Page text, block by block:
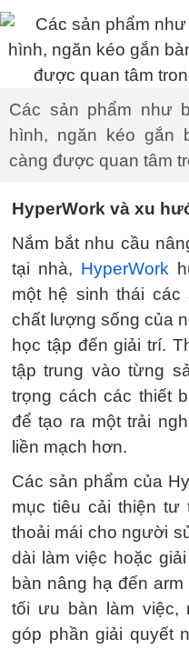
Các sản phẩm như
hình, ngăn kéo gắn
càng được quan tâm
HyperWork và xu
Nắm bắt nhu cầu
tại nhà, HyperWork
một hệ sinh thái các
chất lượng sống của
học tập đến giải trí.
tập trung vào từng
trọng cách các thiết
để tạo ra một trải
liền mạch hơn.
Các sản phẩm của
mục tiêu cải thiện tư
thoải mái cho người
dài làm việc hoặc
bàn nâng hạ đến
tối ưu bàn làm việc,
góp phần giải quyết